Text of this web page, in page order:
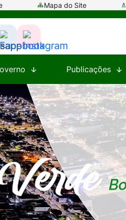
Mapa do Site
Acessar
a
Rede
Social
Facebook
Acessar
a
Rede
Social
Instagram
Publicações